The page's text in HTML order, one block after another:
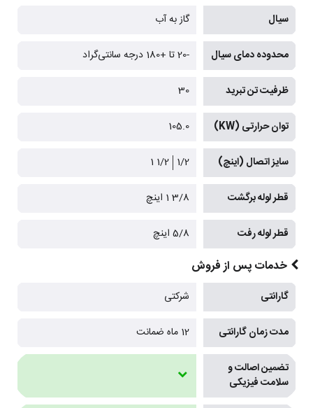
سیال گاز به آب
محدوده دمای سیال -20 تا +180 درجه سانتی‌گراد
ظرفیت تن تبرید 30
توان حرارتی (KW) 105.0
سایز اتصال (اینچ) 1/2
1/2 1
قطر لوله برگشت 3/8 1 اینچ
قطر لوله رفت 5/8 اینچ
خدمات پس از فروش
گارانتی شرکتی
مدت زمان گارانتی 12 ماه ضمانت
تضمین اصالت و
سلامت فیزیکی